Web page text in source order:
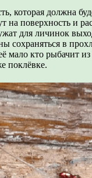
которая должна
поверхность и
для личинок
в
мало кто рыбачит
поклёвке.